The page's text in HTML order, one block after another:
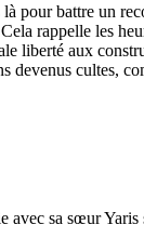
pour battre un
rappelle les
liberté aux
devenus cultes,
sa sœur Yaris